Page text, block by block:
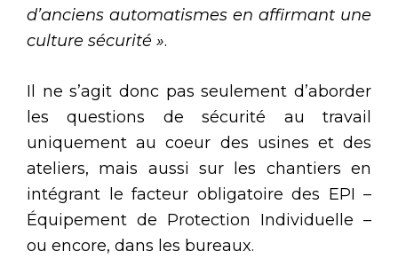
d’anciens automatismes en affirmant une
culture sécurité ».
Il ne s’agit donc pas seulement d’aborder
les questions de sécurité au travail
uniquement au coeur des usines et des
ateliers, mais aussi sur les chantiers en
intégrant le facteur obligatoire des EPI –
Équipement de Protection Individuelle –
ou encore, dans les bureaux.